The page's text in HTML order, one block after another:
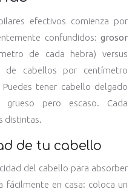
efectivos comienza por
confundidos: grosor
de cada hebra) versus
cabellos por centímetro
tener cabello delgado
pero escaso. Cada
distintas.
de tu cabello
del cabello para absorber
fácilmente en casa: coloca un